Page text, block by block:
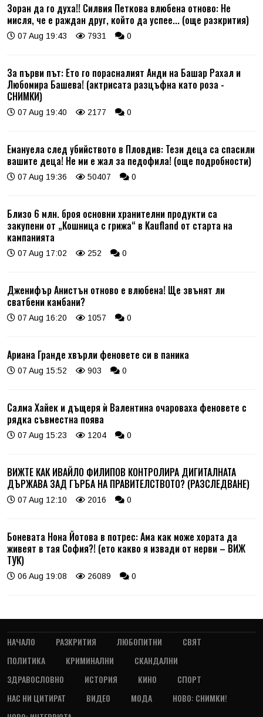
Зоран да го духа!! Силвия Петкова влюбена отново: Не
мисля, че е раждан друг, който да успее... (още разкрития)
07 Aug 19:43 7931 0
За първи път: Ето го порасналият Анди на Башар Рахал и
Любомира Башева! (актрисата разцъфна като роза -
СНИМКИ)
07 Aug 19:40 2177 0
Емануела след убийството в Пловдив: Тези деца са спасили
вашите деца! Не ми е жал за педофила! (още подробности)
07 Aug 19:36 50407 0
Близо 6 млн. броя основни хранителни продукти са
закупени от „Кошница с грижа“ в Kaufland от старта на
кампанията
07 Aug 17:02 252 0
Дженифър Анистън отново е влюбена! Ще звънят ли
сватбени камбани?
07 Aug 16:20 1057 0
Ариана Гранде хвърли феновете си в паника
07 Aug 15:52 903 0
Салма Хайек и дъщеря ѝ Валентина очароваха феновете с
рядка съвместна поява
07 Aug 15:23 1204 0
ВИЖТЕ КАК ИВАЙЛО ФИЛИПОВ КОНТРОЛИРА ДИГИТАЛНАТА
ДЪРЖАВА ЗАД ГЪРБА НА ПРАВИТЕЛСТВОТО? (РАЗСЛЕДВАНЕ)
07 Aug 12:10 2016 0
Боневата Нона Йотова в потрес: Ама как може хората да
живеят в тая София?! (ето какво я извади от нерви – ВИЖ
ТУК)
06 Aug 19:08 26089 0
НАЧАЛО РАЗКРИТИЯ ЛЮБОПИТНИ
СВЯТ
ПОЛИТИКА
КРИМИНАЛНИ
СКАНДАЛНИ
ЗДРАВОСЛОВНО
ИСТОРИЯ КИНО
СПОРТ
НАС НИ ЦИТИРАТ
ВИДЕО МОДА
НОВО: СНИМКИ!